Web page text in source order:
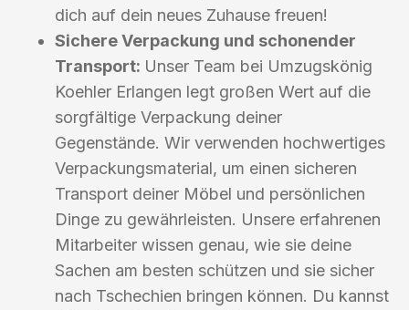
dich auf dein neues Zuhause freuen!
Sichere Verpackung und schonender
Transport: Unser Team bei Umzugskönig
Koehler Erlangen legt großen Wert auf die
sorgfältige Verpackung deiner
Gegenstände. Wir verwenden hochwertiges
Verpackungsmaterial, um einen sicheren
Transport deiner Möbel und persönlichen
Dinge zu gewährleisten. Unsere erfahrenen
Mitarbeiter wissen genau, wie sie deine
Sachen am besten schützen und sie sicher
nach Tschechien bringen können. Du kannst